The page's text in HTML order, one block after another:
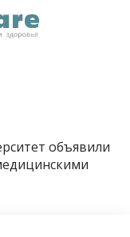
объявили